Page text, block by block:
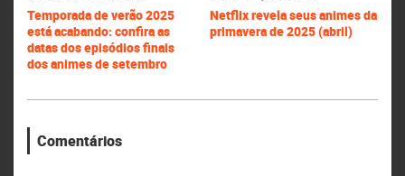
Temporada de verão 2025
está acabando: confira as
datas dos episódios finais
dos animes de setembro
Netflix revela seus animes da
primavera de 2025 (abril)
Comentários